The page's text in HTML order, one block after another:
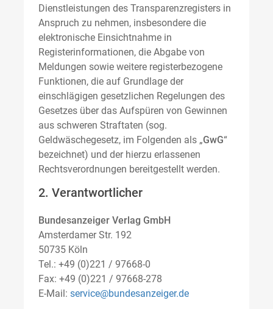
Dienstleistungen des Transparenzregisters in
Anspruch zu nehmen, insbesondere die
elektronische Einsichtnahme in
Registerinformationen, die Abgabe von
Meldungen sowie weitere registerbezogene
Funktionen, die auf Grundlage der
einschlägigen gesetzlichen Regelungen des
Gesetzes über das Aufspüren von Gewinnen
aus schweren Straftaten (sog.
Geldwäschegesetz, im Folgenden als „GwG“
bezeichnet) und der hierzu erlassenen
Rechtsverordnungen bereitgestellt werden.
2. Verantwortlicher
Bundesanzeiger Verlag GmbH
Amsterdamer Str. 192
50735 Köln
Tel.: +49 (0)221 / 97668-0
Fax: +49 (0)221 / 97668-278
E-Mail: service@bundesanzeiger.de